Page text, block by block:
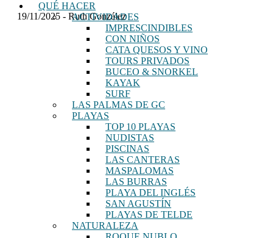
QUÉ HACER
ACTIVIDADES
IMPRESCINDIBLES
CON NIÑOS
CATA QUESOS Y VINO
TOURS PRIVADOS
BUCEO & SNORKEL
KAYAK
SURF
LAS PALMAS DE GC
PLAYAS
TOP 10 PLAYAS
NUDISTAS
PISCINAS
LAS CANTERAS
MASPALOMAS
LAS BURRAS
PLAYA DEL INGLÉS
SAN AGUSTÍN
PLAYAS DE TELDE
NATURALEZA
19/11/2025 - Ruth González